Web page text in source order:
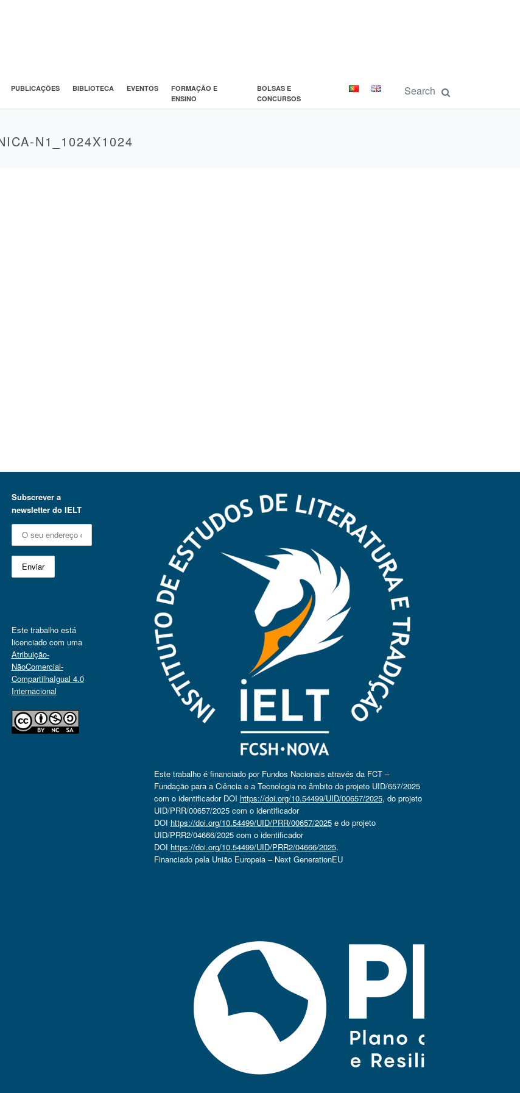
PUBLICAÇÕES BIBLIOTECA EVENTOS
FORMAÇÃO E
ENSINO
BOLSAS E
CONCURSOS
N1_1024X1024
Subscrever a
newsletter do IELT
Este trabalho está
licenciado com uma
Atribuição-
NãoComercial-
CompartilhaIgual 4.0
Internacional
Este trabalho é financiado por Fundos Nacionais através da FCT –
Fundação para a Ciência e a Tecnologia no âmbito do projeto UID/657/2025
com o identificador DOI https://doi.org/10.54499/UID/00657/2025, do projeto
UID/PRR/00657/2025 com o identificador
DOI https://doi.org/10.54499/UID/PRR/00657/2025e do projeto
UID/PRR2/04666/2025 com o identificador
DOI https://doi.org/10.54499/UID/PRR2/04666/2025.
Financiado pela União Europeia – Next GenerationEU